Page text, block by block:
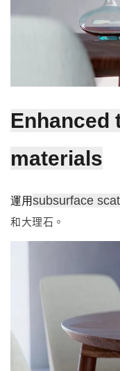
Enhanced
materials
運用subsurface
和大理石。